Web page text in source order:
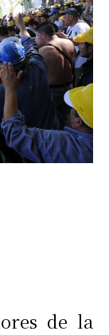
de la